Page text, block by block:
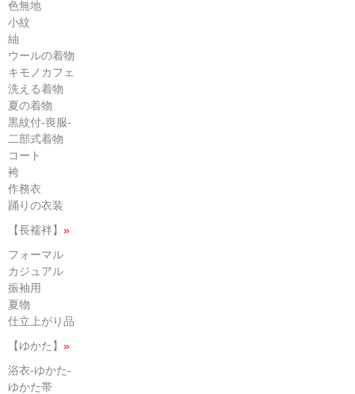
色無地
小紋
紬
ウールの着物
キモノカフェ
洗える着物
夏の着物
黒紋付-喪服-
二部式着物
コート
袴
作務衣
踊りの衣装
【長襦袢】 »
フォーマル
カジュアル
振袖用
夏物
仕立上がり品
【ゆかた】 »
浴衣-ゆかた-
ゆかた帯